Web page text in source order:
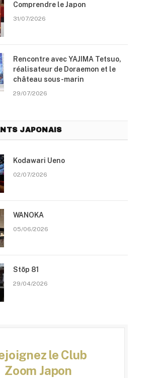
Comprendre le Japon
31/07/2026
Rencontre avec YAJIMA Tetsuo,
réalisateur de Doraemon et le
château sous-marin
29/07/2026
JAPONAIS
Kodawari Ueno
02/07/2026
WANOKA
05/06/2026
Stōp 81
29/04/2026
le Club
Zoom Japon